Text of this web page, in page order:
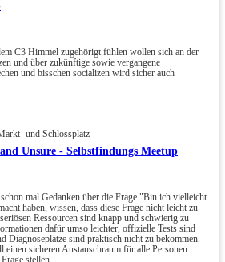
C3 Himmel zugehörigt fühlen wollen sich an der
und über zukünftige sowie vergangene
und bisschen socializen wird sicher auch
und Schlossplatz
Unsure - Selbstfindungs Meetup
mal Gedanken über die Frage "Bin ich vielleicht
haben, wissen, dass diese Frage nicht leicht zu
Ressourcen sind knapp und schwierig zu
dafür umso leichter, offizielle Tests sind
Diagnoseplätze sind praktisch nicht zu bekommen.
einen sicheren Austauschraum für alle Personen
stellen.